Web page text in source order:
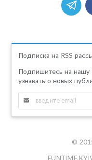
Подписка на RSS
Подпишитесь на нашу
узнавать о новых
©